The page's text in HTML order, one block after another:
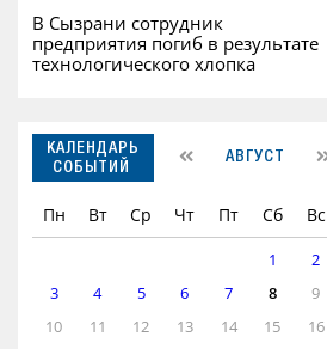
В Сызрани сотрудник
предприятия погиб в результате
технологического хлопка
КАЛЕНДАРЬ
СОБЫТИЙ
АВГУСТ
Пн Вт Ср Чт Пт Сб Вс
1
2
3
4 5 6 7 8
9
10
11 12 13 14 15
16